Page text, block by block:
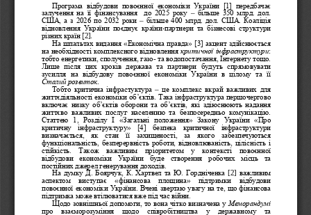
Програма відбудови  повоєнної  економіки  України  [1]  передбачає
залучення  на  її  фінансування    до  2025  року
більше  350  млрд.  дол.
США, а з 2026 по 2032 роки
  –
більше 400 млрд. дол. США. Коаліція
відновлення  України  поєднує  країни- партнери  та  бізнесові  структури
різних країн [2].
На шпальтах видання «Економічна правда» [3] акцент здійснюється
на необхідності комплексного відновлення критичної інфраструктури:
тобто енергетики, сполучення, газо
та водопостачання, Інтернету тощо.
Лише  після  цих  кроків  держава  та  партнери  будуть  спрямовувати
зусилля  на  відбудову  повоєнної  економіки  України  в  цілому  та  її
Сталий розвиток.
Тобто  критична  інфрастуктура
це  комплекс  вкрай  важливих  для
життєдіяльності економіки об’єктів. Така інфраструктура першочергово
включає  низку  об’єктів  оборони  та  об’єктів,  які  здіюснюють  надання
життєво  важливих  послуг  населенню  та  безпосередньо  комунікацію.
Статтею  1,  Розділу  І  «Загальні  положення»  Закону  України  «Про
критичну  інфраструктуру»  [4]
безпека  критичної  інфраструктури
визначається,  як  стан  її  захищеності,  за  якого  забезпечуються
функціональність, безперервність роботи, відновлюваність, цілісність і
стійкість.  Також  важливим  пріоритетом  у  контексті  повоєнної
відбудови  економіки  України  буде  створення  робочих  місць  та
постійних джерел генерування доходів.
На думку Д. Боярчук, К. Хартвел та Ю. Гордніченка
  [2]
важливим
аспектом   виступає
«фінансова   площина»   підтримки   відбудови
повоєнної економіки України. Вчені звертаю увагу на те, що фінансова
підтримка може втілюватися вже під час війни.
Щодо зовнішньої допомоги, то вона чітко визначена у Меморандумі
про   взаєморозуміння   щодо   співробітництва   у   державному   та